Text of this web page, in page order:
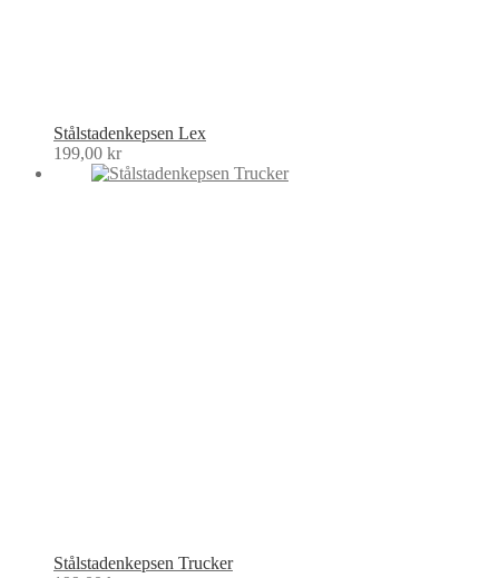
Stålstadenkepsen Lex
199,00 kr
Stålstadenkepsen Trucker